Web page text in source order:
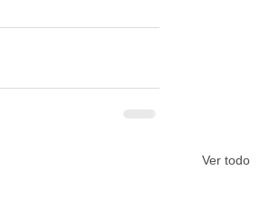
Ver todo